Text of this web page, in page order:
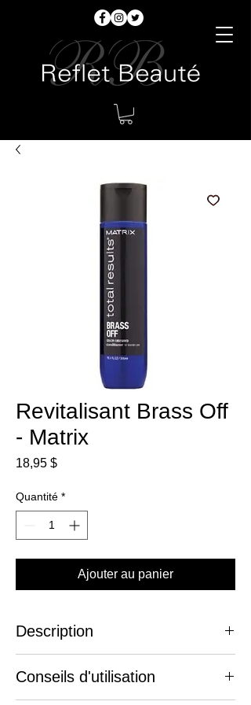
Revitalisant Brass Off
- Matrix
18,95 $Prix
Quantité *
Ajouter au panier
Description
Le revitalisant bleu Brass Off est
Conseils d'utilisation